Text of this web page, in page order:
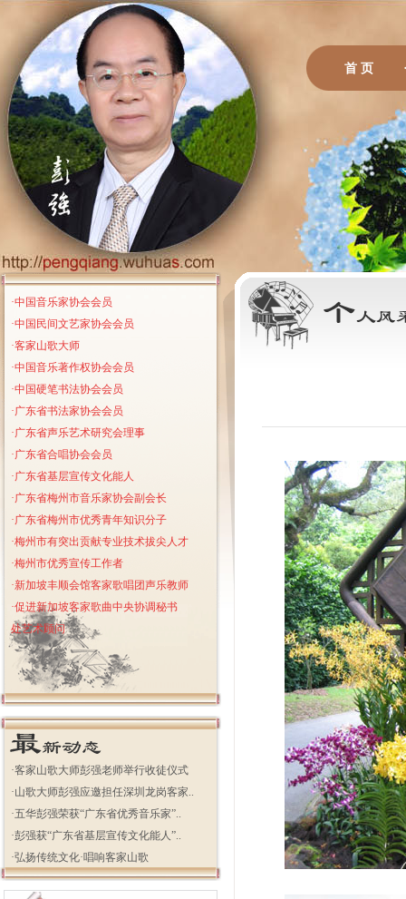
首 页
·中国音乐家协会会员
·中国民间文艺家协会会员
·客家山歌大师
·中国音乐著作权协会会员
·中国硬笔书法协会会员
·广东省书法家协会会员
·广东省声乐艺术研究会理事
·广东省合唱协会会员
·广东省基层宣传文化能人
·广东省梅州市音乐家协会副会长
·广东省梅州市优秀青年知识分子
·梅州市有突出贡献专业技术拔尖人才
·梅州市优秀宣传工作者
·新加坡丰顺会馆客家歌唱团声乐教师
·促进新加坡客家歌曲中央协调秘书
处艺术顾问
·客家山歌大师彭强老师举行收徒仪式
·山歌大师彭强应邀担任深圳龙岗客家..
·五华彭强荣获“广东省优秀音乐家”..
·彭强获“广东省基层宣传文化能人”..
·弘扬传统文化·唱响客家山歌